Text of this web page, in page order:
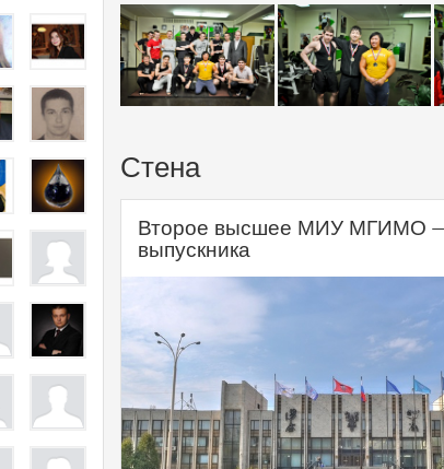
Стена
Второе высшее МИУ МГИМО
выпускника